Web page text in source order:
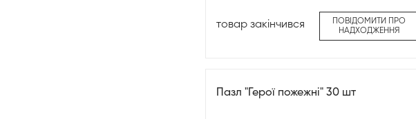
товар закінчився
ПОВІДОМИТИ ПРО
НАДХОДЖЕННЯ
Пазл "Герої пожежні" 30 шт